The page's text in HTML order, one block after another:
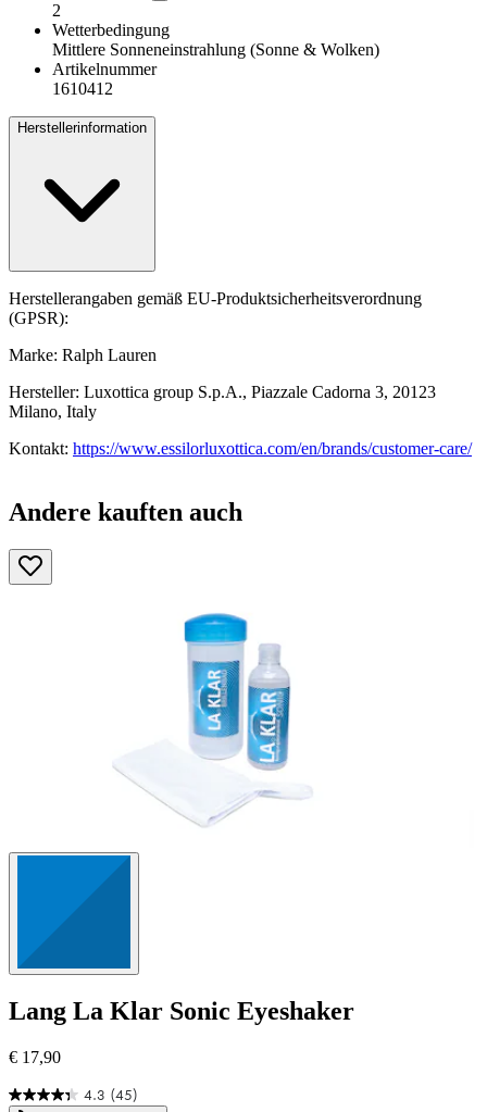
2
Wetterbedingung
Mittlere Sonneneinstrahlung (Sonne & Wolken)
Artikelnummer
1610412
Herstellerinformation
Herstellerangaben gemäß EU-Produktsicherheitsverordnung
(GPSR):
Marke: Ralph Lauren
Hersteller: Luxottica group S.p.A., Piazzale Cadorna 3, 20123
Milano, Italy
Kontakt: https://www.essilorluxottica.com/en/brands/customer-care/
Andere kauften auch
Lang La Klar Sonic Eyeshaker
€ 17,90
4.3 (45)
4.3